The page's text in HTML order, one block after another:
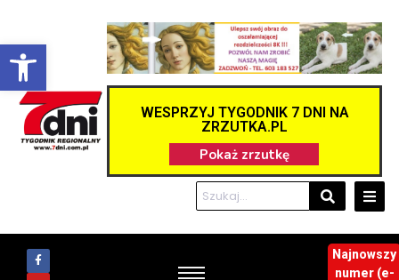
Otwórz pasek narzędzi
WESPRZYJ TYGODNIK 7 DNI NA
ZRZUTKA.PL
Najnowszy
numer (e-